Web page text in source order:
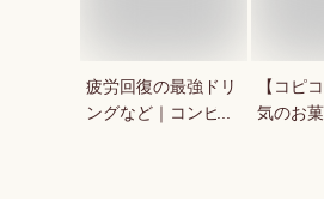
疲労回復の最強ドリ
ングなど｜コンビ
【コピ
気のお